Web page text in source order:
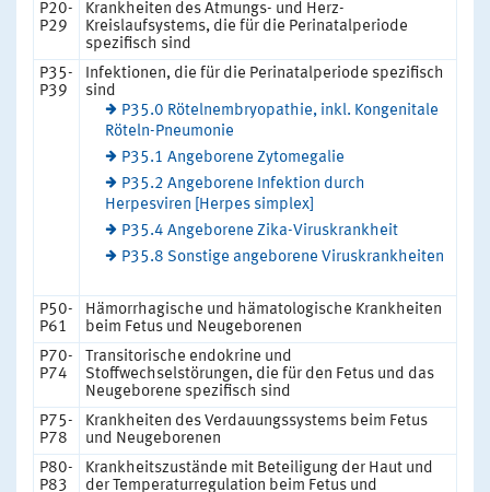
P20-
P29
Krankheiten des Atmungs- und Herz-
Kreislaufsystems, die für die Perinatalperiode
spezifisch sind
P35-
P39
Infektionen, die für die Perinatalperiode spezifisch
sind
P35.0 Rötelnembryopathie, inkl. Kongenitale
Röteln-Pneumonie
P35.1 Angeborene Zytomegalie
P35.2 Angeborene Infektion durch
Herpesviren [Herpes simplex]
P35.4 Angeborene Zika-Viruskrankheit
P35.8 Sonstige angeborene Viruskrankheiten
P50-
P61
Hämorrhagische und hämatologische Krankheiten
beim Fetus und Neugeborenen
P70-
P74
Transitorische endokrine und
Stoffwechselstörungen, die für den Fetus und das
Neugeborene spezifisch sind
P75-
P78
Krankheiten des Verdauungssystems beim Fetus
und Neugeborenen
P80-
P83
Krankheitszustände mit Beteiligung der Haut und
der Temperaturregulation beim Fetus und